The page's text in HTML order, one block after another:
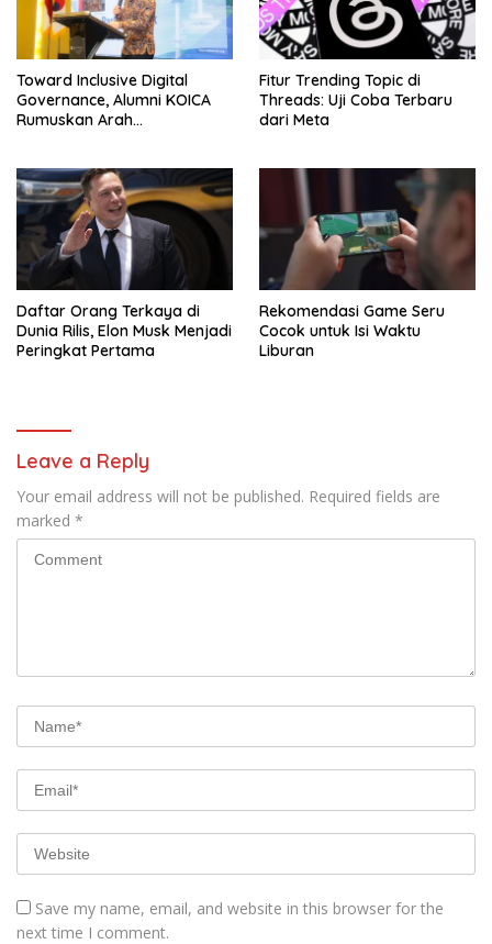
Toward Inclusive Digital
Governance, Alumni KOICA
Rumuskan Arah
Fitur Trending Topic di
Threads: Uji Coba Terbaru
dari Meta
Daftar Orang Terkaya di
Dunia Rilis, Elon Musk Menjadi
Peringkat Pertama
Rekomendasi Game Seru
Cocok untuk Isi Waktu
Liburan
Leave a Reply
Your email address will not be published. Required fields are
marked *
Save my name, email, and website in this browser for the
next time I comment.